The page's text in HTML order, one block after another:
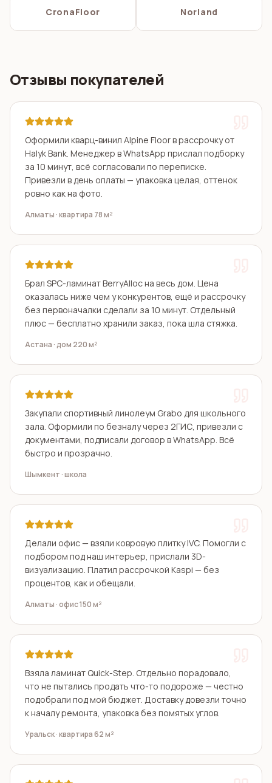
CronaFloor Norland
Отзывы покупателей
Оформили кварц-винил Alpine Floor в рассрочку от
Halyk Bank. Менеджер в WhatsApp прислал подборку
за 10 минут, всё согласовали по переписке.
Привезли в день оплаты — упаковка целая, оттенок
ровно как на фото.
Алматы · квартира 78 м²
Брал SPC-ламинат BerryAlloc на весь дом. Цена
оказалась ниже чем у конкурентов, ещё и рассрочку
без первоначалки сделали за 10 минут. Отдельный
плюс — бесплатно хранили заказ, пока шла стяжка.
Астана · дом 220 м²
Закупали спортивный линолеум Grabo для школьного
зала. Оформили по безналу через 2ГИС, привезли с
документами, подписали договор в WhatsApp. Всё
быстро и прозрачно.
Шымкент · школа
Делали офис — взяли ковровую плитку IVC. Помогли с
подбором под наш интерьер, прислали 3D-
визуализацию. Платил рассрочкой Kaspi — без
процентов, как и обещали.
Алматы · офис 150 м²
Взяла ламинат Quick-Step. Отдельно порадовало,
что не пытались продать что-то подороже — честно
подобрали под мой бюджет. Доставку довезли точно
к началу ремонта, упаковка без помятых углов.
Уральск · квартира 62 м²